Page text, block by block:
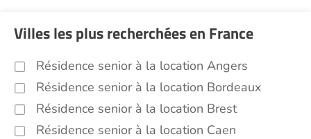
Villes les plus recherchées en France
Résidence senior à la location Angers
Résidence senior à la location Bordeaux
Résidence senior à la location Brest
Résidence senior à la location Caen